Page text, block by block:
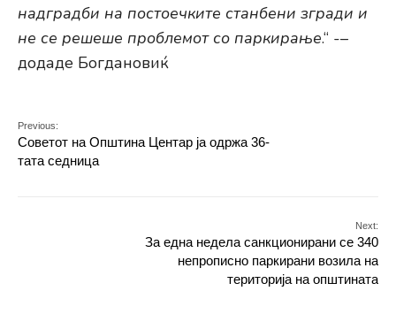
надградби на постоечките станбени згради и
не се решеше проблемот со паркирање.“ ­-–
додаде Богдановиќ
Previous:
Советот на Општина Центар ја одржа 36-
тата седница
Next:
За една недела санкционирани се 340
непрописно паркирани возила на
територија на општината